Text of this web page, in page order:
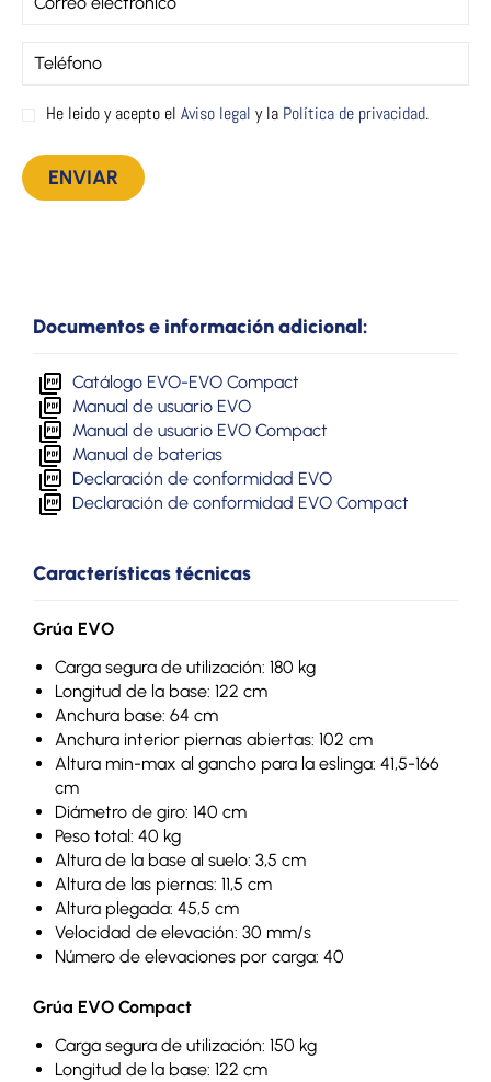
He leido y acepto el Aviso legal y la Política de privacidad.
Documentos e información adicional:
Catálogo EVO-EVO Compact
Manual de usuario EVO
Manual de usuario EVO Compact
Manual de baterias
Declaración de conformidad EVO
Declaración de conformidad EVO Compact
Características técnicas
Grúa EVO
Carga segura de utilización: 180 kg
Longitud de la base: 122 cm
Anchura base: 64 cm
Anchura interior piernas abiertas: 102 cm
Altura min-max al gancho para la eslinga: 41,5-166
cm
Diámetro de giro: 140 cm
Peso total: 40 kg
Altura de la base al suelo: 3,5 cm
Altura de las piernas: 11,5 cm
Altura plegada: 45,5 cm
Velocidad de elevación: 30 mm/s
Número de elevaciones por carga: 40
Grúa EVO Compact
Carga segura de utilización: 150 kg
Longitud de la base: 122 cm